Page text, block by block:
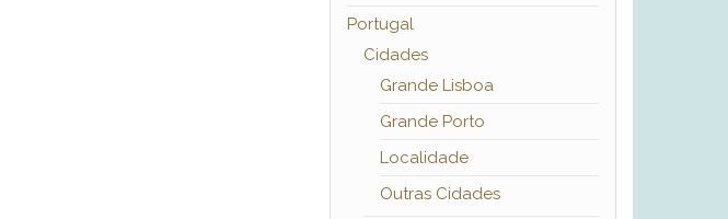
Portugal
Cidades
Grande Lisboa
Grande Porto
Localidade
Outras Cidades